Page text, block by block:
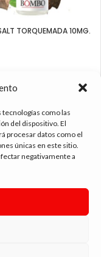
como las
del dispositivo. El
procesar datos como el
únicas en este sitio.
negativamente a
TORQUEMADA 10MG.